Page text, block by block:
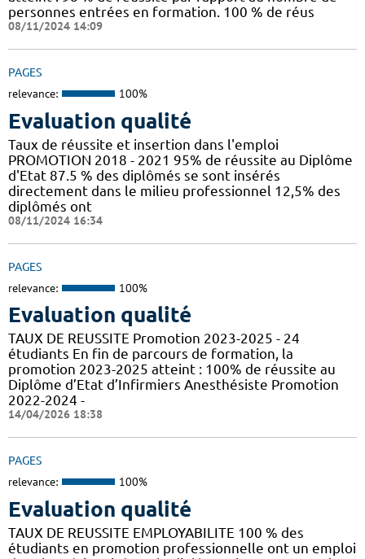
personnes entrées en formation. 100 % de réus
08/11/2024 14:09
PAGES
relevance: 100%
Evaluation qualité
Taux de réussite et insertion dans l'emploi
PROMOTION 2018 - 2021 95% de réussite au Diplôme
d'Etat 87.5 % des diplômés se sont insérés
directement dans le milieu professionnel 12,5% des
diplômés ont
08/11/2024 16:34
PAGES
relevance: 100%
Evaluation qualité
TAUX DE REUSSITE Promotion 2023-2025 - 24
étudiants En fin de parcours de formation, la
promotion 2023-2025 atteint : 100% de réussite au
Diplôme d’Etat d’Infirmiers Anesthésiste Promotion
2022-2024 -
14/04/2026 18:38
PAGES
relevance: 100%
Evaluation qualité
TAUX DE REUSSITE EMPLOYABILITE 100 % des
étudiants en promotion professionnelle ont un emploi